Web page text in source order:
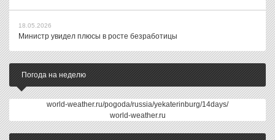
18.05.2026
Министр увидел плюсы в росте безработицы
Погода на неделю
world-weather.ru/pogoda/russia/yekaterinburg/14days/
world-weather.ru